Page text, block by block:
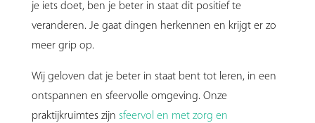
je iets doet, ben je beter in staat dit positief te
veranderen. Je gaat dingen herkennen en krijgt er zo
meer grip op.
Wij geloven dat je beter in staat bent tot leren, in een
ontspannen en sfeervolle omgeving. Onze
praktijkruimtes zijn sfeervol en met zorg en